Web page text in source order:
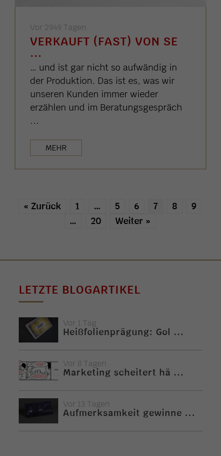
Vor 2949 Tagen
VERKAUFT (FAST) VON SE
...
… und ist gar nicht so aufwändig in
der Produktion. Das ist es, was wir
unseren Kunden immer wieder
erzählen und im Beratungsgespräch
...
MEHR
« Zurück 1 … 5 6 7 8
9
…
20 Weiter »
LETZTE BLOGARTIKEL
Vor 1 Tag
Heißfolienprägung: Gol ...
Vor 8 Tagen
Marketing scheitert hä ...
Vor 13 Tagen
Aufmerksamkeit gewinne ...